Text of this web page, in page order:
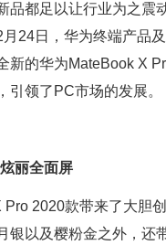
品都足以让行业为之震
24日，华为终端产品
新的华为MateBook X
引领了PC市场的发展。
丽全面屏
Pro 2020款带来了大胆
银以及樱粉金之外，还